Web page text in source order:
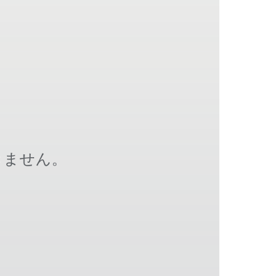
せん。